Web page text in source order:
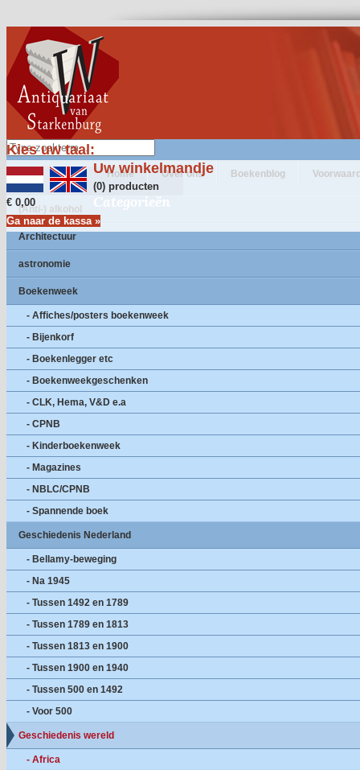
Kies uw taal:
Uw winkelmandje
(0) producten
€ 0,00
Ga naar de kassa »
Home Over ons Boekenblog
Categorieën
(Anti-) alkohol
Architectuur
astronomie
Boekenweek
- Affiches/posters boekenweek
- Bijenkorf
- Boekenlegger etc
- Boekenweekgeschenken
- CLK, Hema, V&D e.a
- CPNB
- Kinderboekenweek
- Magazines
- NBLC/CPNB
- Spannende boek
Geschiedenis Nederland
- Bellamy-beweging
- Na 1945
- Tussen 1492 en 1789
- Tussen 1789 en 1813
- Tussen 1813 en 1900
- Tussen 1900 en 1940
- Tussen 500 en 1492
- Voor 500
Geschiedenis wereld
- Africa